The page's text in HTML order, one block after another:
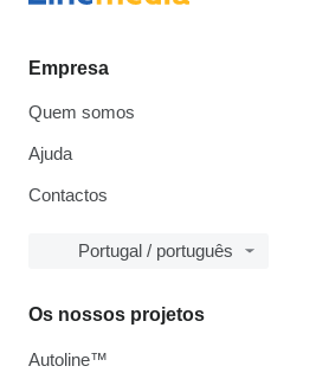
Empresa
Quem somos
Ajuda
Contactos
Portugal / português
Os nossos projetos
Autoline™